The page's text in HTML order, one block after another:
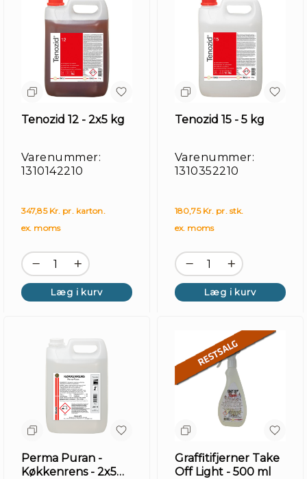
Tenozid 12 - 2x5 kg
Varenummer:
1310142210
347,85 Kr. pr. karton.
ex. moms
Læg i kurv
Tenozid 15 - 5 kg
Varenummer:
1310352210
180,75 Kr. pr. stk.
ex. moms
Læg i kurv
Perma Puran -
Køkkenrens - 2x5
Graffitifjerner Take
Off Light - 500 ml